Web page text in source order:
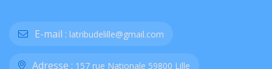
E-mail : latribudelille@gmail.com
Adresse : 157 rue Nationale 59800 Lille